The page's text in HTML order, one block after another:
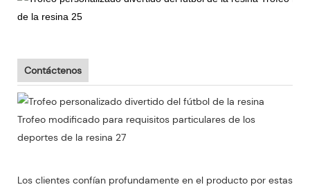
Contáctenos
Los clientes confían profundamente en el producto por estas